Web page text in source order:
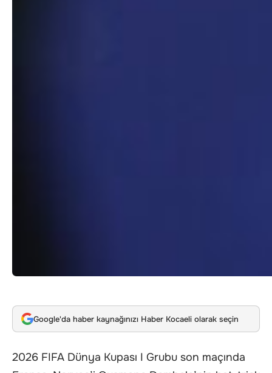
Google'da haber kaynağınızı Haber Kocaeli olarak seçin
2026 FIFA Dünya Kupası I Grubu son maçında